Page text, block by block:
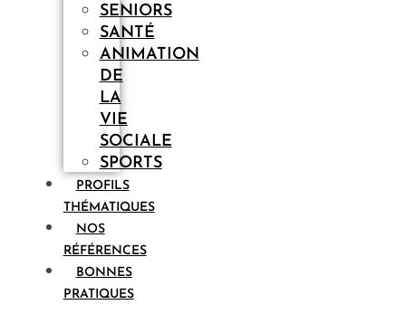
SENIORS
SANTÉ
ANIMATION
DE
LA
VIE
SOCIALE
SPORTS
PROFILS
THÉMATIQUES
NOS
RÉFÉRENCES
BONNES
PRATIQUES